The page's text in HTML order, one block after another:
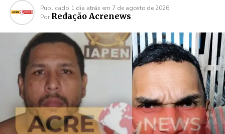
Publicado 1 dia atrás em 7 de agosto de 2026
Por Redação Acrenews